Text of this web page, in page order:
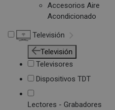
Accesorios Aire
Acondicionado
Televisión
Televisión
Televisores
Dispositivos TDT
Lectores - Grabadores